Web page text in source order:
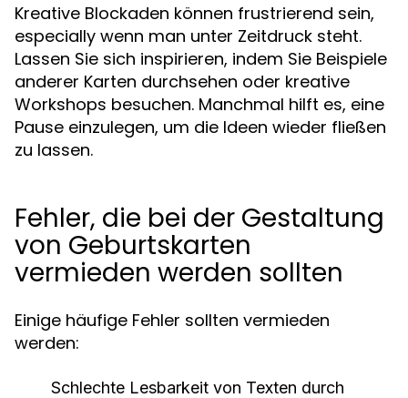
Kreative Blockaden können frustrierend sein,
especially wenn man unter Zeitdruck steht.
Lassen Sie sich inspirieren, indem Sie Beispiele
anderer Karten durchsehen oder kreative
Workshops besuchen. Manchmal hilft es, eine
Pause einzulegen, um die Ideen wieder fließen
zu lassen.
Fehler, die bei der Gestaltung
von Geburtskarten
vermieden werden sollten
Einige häufige Fehler sollten vermieden
werden:
Schlechte Lesbarkeit von Texten durch